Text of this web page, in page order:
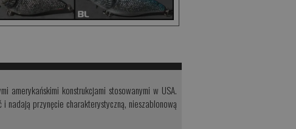
amerykańskimi konstrukcjami stosowanymi w USA.
nadają przynęcie charakterystyczną, nieszablonową